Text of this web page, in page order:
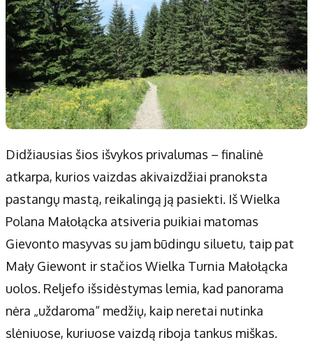
Didžiausias šios išvykos privalumas – finalinė
atkarpa, kurios vaizdas akivaizdžiai pranoksta
pastangų mastą, reikalingą ją pasiekti. Iš Wielka
Polana Małołącka atsiveria puikiai matomas
Gievonto masyvas su jam būdingu siluetu, taip pat
Mały Giewont ir stačios Wielka Turnia Małołącka
uolos. Reljefo išsidėstymas lemia, kad panorama
nėra „uždaroma“ medžių, kaip neretai nutinka
slėniuose, kuriuose vaizdą riboja tankus miškas.